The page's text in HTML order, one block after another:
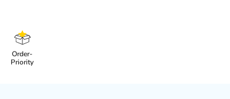
Order-
Priority